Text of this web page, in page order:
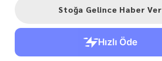
Stoğa Gelince Haber Ver